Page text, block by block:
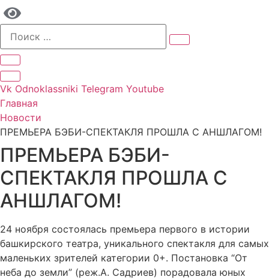
Vk Odnoklassniki Telegram Youtube
Главная
Новости
ПРЕМЬЕРА БЭБИ-СПЕКТАКЛЯ ПРОШЛА С АНШЛАГОМ!
ПРЕМЬЕРА БЭБИ-
СПЕКТАКЛЯ ПРОШЛА С
АНШЛАГОМ!
24 ноября состоялась премьера первого в истории
башкирского театра, уникального спектакля для самых
маленьких зрителей категории 0+. Постановка “От
неба до земли” (реж.А. Садриев) порадовала юных